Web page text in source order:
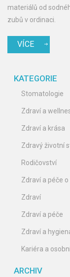
materiálů od
zubů v ordinaci.
VÍCE
KATEGORIE
Stomatologie
Zdraví a
Zdraví a krása
Zdravý životní
Rodičovství
Zdraví a péče o
Zdraví
Zdraví a péče
Zdraví a
Kariéra a
ARCHIV